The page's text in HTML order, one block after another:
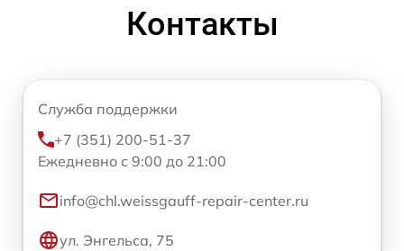
Контакты
Служба поддержки
+7 (351) 200-51-37
Ежедневно с 9:00 до 21:00
info@chl.weissgauff-repair-center.ru
ул. Энгельса, 75